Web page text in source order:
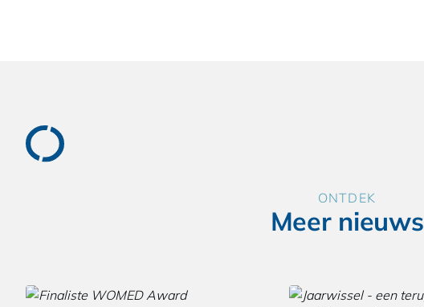
ONTDEK
Meer nieuws